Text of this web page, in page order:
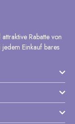
Rabatte von
Einkauf bares